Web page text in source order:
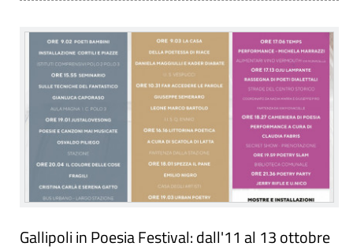
Gallipoli in Poesia Festival: dall'11 al 13 ottobre